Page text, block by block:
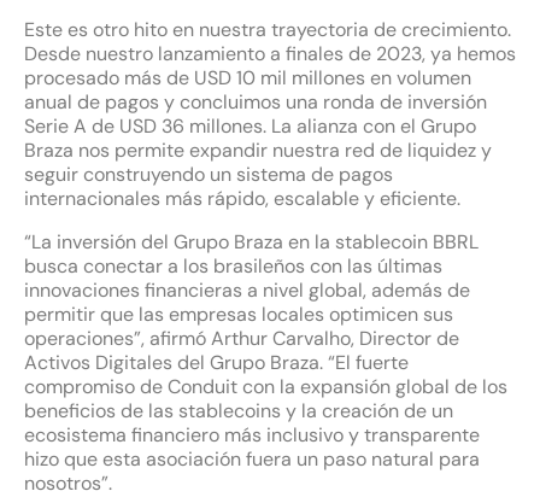
Este es otro hito en nuestra trayectoria de crecimiento.
Desde nuestro lanzamiento a finales de 2023, ya hemos
procesado más de USD 10 mil millones en volumen
anual de pagos y concluimos una ronda de inversión
Serie A de USD 36 millones. La alianza con el Grupo
Braza nos permite expandir nuestra red de liquidez y
seguir construyendo un sistema de pagos
internacionales más rápido, escalable y eficiente.
“La inversión del Grupo Braza en la stablecoin BBRL
busca conectar a los brasileños con las últimas
innovaciones financieras a nivel global, además de
permitir que las empresas locales optimicen sus
operaciones”, afirmó Arthur Carvalho, Director de
Activos Digitales del Grupo Braza. “El fuerte
compromiso de Conduit con la expansión global de los
beneficios de las stablecoins y la creación de un
ecosistema financiero más inclusivo y transparente
hizo que esta asociación fuera un paso natural para
nosotros”.